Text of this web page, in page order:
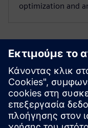
optimization and